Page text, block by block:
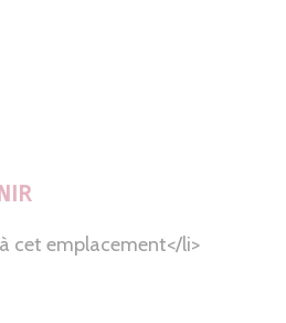
cet emplacement</li>